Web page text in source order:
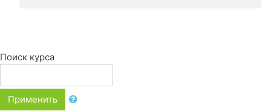
Поиск курса
Применить